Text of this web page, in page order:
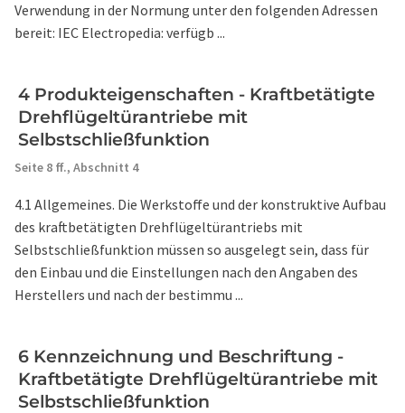
Verwendung in der Normung unter den folgenden Adressen
bereit: IEC Electropedia: verfügb ...
4 Produkteigenschaften - Kraftbetätigte
Drehflügeltürantriebe mit
Selbstschließfunktion
Seite 8 ff., Abschnitt 4
4.1 Allgemeines. Die Werkstoffe und der konstruktive Aufbau
des kraftbetätigten Drehflügeltürantriebs mit
Selbstschließfunktion müssen so ausgelegt sein, dass für
den Einbau und die Einstellungen nach den Angaben des
Herstellers und nach der bestimmu ...
6 Kennzeichnung und Beschriftung -
Kraftbetätigte Drehflügeltürantriebe mit
Selbstschließfunktion